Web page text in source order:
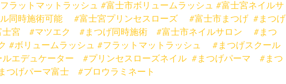
ラットマットラッシュ #富士市ボリュームラッシュ #富士宮ネイルサ
同時施術可能 #富士宮プリンセスローズ #富士市まつげ #まつげ
士宮 #マツエク #まつげ同時施術 #富士市ネイルサロン
#まつ
#ボリュームラッシュ #フラットマットラッシュ
#まつげスクール
エデュケーター #プリンセスローズネイル #まつげパーマ
#まつ
つげパーマ富士 #ブロウラミネート